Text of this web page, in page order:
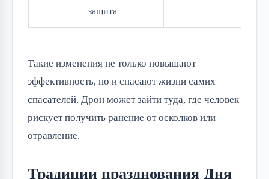
защита
Такие изменения не только повышают
эффективность, но и спасают жизни самих
спасателей. Дрон может зайти туда, где человек
рискует получить ранение от осколков или
отравление.
Традиции празднования Дня